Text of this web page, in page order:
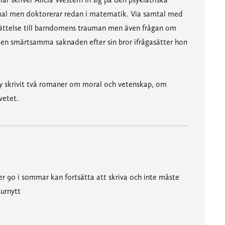
men doktorerar redan i matematik. Via samtal med
till barndomens trauman men även frågan om
smärtsamma saknaden efter sin bror ifrågasätter hon
skrivit två romaner om moral och vetenskap, om
90 i sommar kan fortsätta att skriva och inte måste